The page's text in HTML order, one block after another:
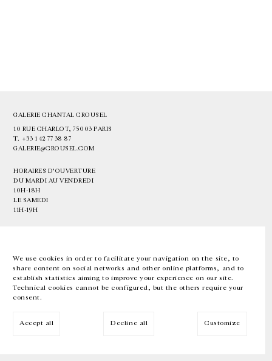
We use cookies in order to facilitate your navigation on the site, to
share content on social networks and other online platforms, and to
establish statistics aiming to improve your experience on our site.
Technical cookies cannot be configured, but the others require your
consent.
Accept all Decline all Customize
GALERIE CHANTAL CROUSEL
10 RUE CHARLOT, 75003 PARIS
T. +33 1 42 77 38 87
GALERIE@CROUSEL.COM
HORAIRES D'OUVERTURE
DU MARDI AU VENDREDI
10H-18H
LE SAMEDI
11H-19H
EN FR 中文 Facebook Instagram
Inscrivez-vous à notre newsletter